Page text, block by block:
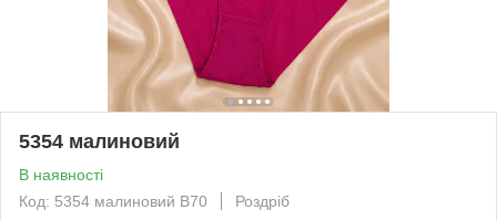
5354 малиновий
В наявності
Код: 5354 малиновий B70
Роздріб